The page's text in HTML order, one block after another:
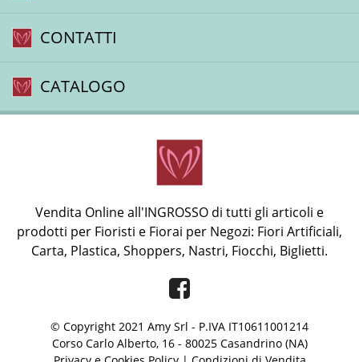
CONTATTI
CATALOGO
Vendita Online all'INGROSSO di tutti gli articoli e
prodotti per Fioristi e Fiorai per Negozi: Fiori Artificiali,
Carta, Plastica, Shoppers, Nastri, Fiocchi, Biglietti.
© Copyright 2021 Amy Srl - P.IVA IT10611001214
Corso Carlo Alberto, 16 - 80025 Casandrino (NA)